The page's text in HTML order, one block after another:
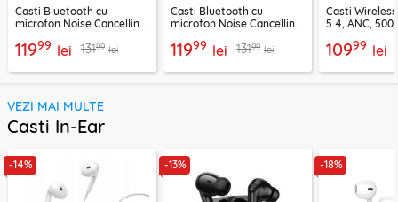
Casti Bluetooth cu
microfon Noise Cancelling
11999 lei 13199 lei
Casti Bluetooth cu
microfon Noise Cancelling
11999 lei 13199 lei
Casti
5.4, ANC,
10999 lei
VEZI MAI MULTE
Casti In-Ear
-14% -13% -18%